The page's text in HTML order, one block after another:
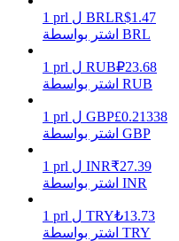
خنزير الطاقة
1 prl ل BRLR$1.47
اشتر بواسطة BRL
1 prl ل RUB₽23.68
اشتر بواسطة RUB
1 prl ل GBP£0.21338
اشتر بواسطة GBP
1 prl ل INR₹27.39
اشتر بواسطة INR
1 prl ل TRY₺13.73
اشتر بواسطة TRY